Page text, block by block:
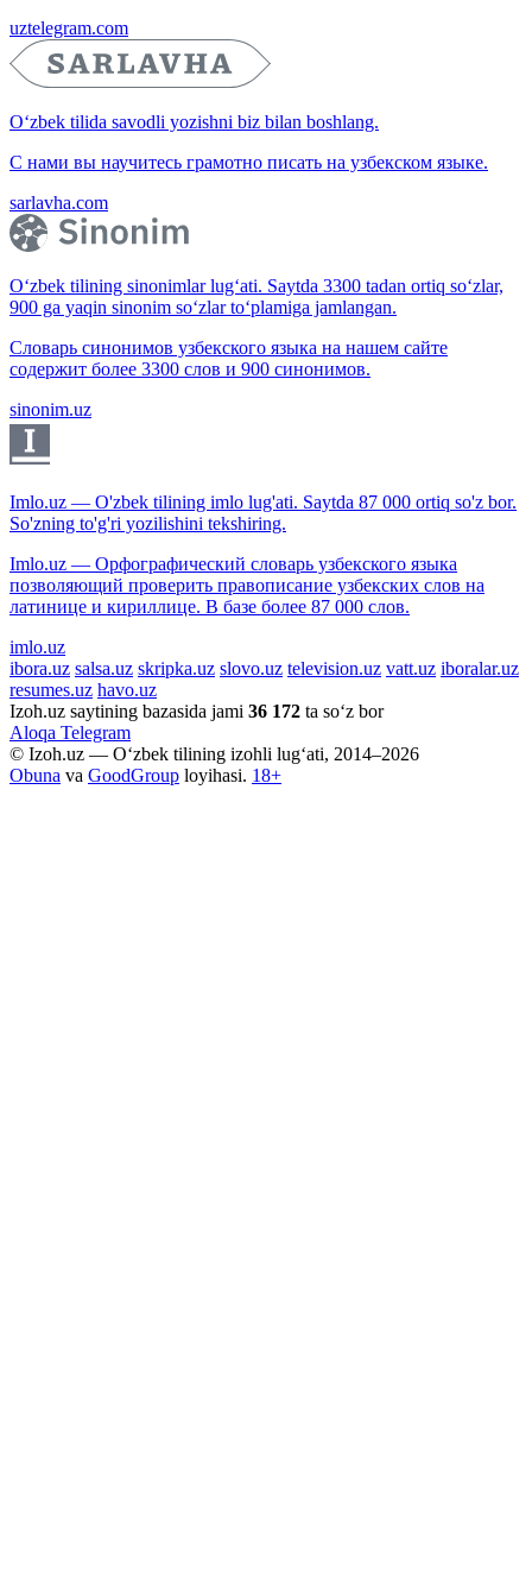
uztelegram.com
O‘zbek tilida savodli yozishni biz bilan boshlang.
С нами вы научитесь грамотно писать на узбекском языке.
sarlavha.com
O‘zbek tilining sinonimlar lug‘ati. Saytda 3300 tadan ortiq so‘zlar,
900 ga yaqin sinonim so‘zlar to‘plamiga jamlangan.
Словарь синонимов узбекского языка на нашем сайте
содержит более 3300 слов и 900 синонимов.
sinonim.uz
Imlo.uz — O'zbek tilining imlo lug'ati. Saytda 87 000 ortiq so'z bor.
So'zning to'g'ri yozilishini tekshiring.
Imlo.uz — Орфографический словарь узбекского языка
позволяющий проверить правописание узбекских слов на
латинице и кириллице. В базе более 87 000 слов.
imlo.uz
ibora.uz salsa.uz skripka.uz slovo.uz television.uz vatt.uz iboralar.uz
resumes.uz havo.uz
Izoh.uz saytining bazasida jami 36 172 ta so‘z bor
Aloqa Telegram
© Izoh.uz — O‘zbek tilining izohli lug‘ati, 2014–2026
Obuna va GoodGroup loyihasi. 18+